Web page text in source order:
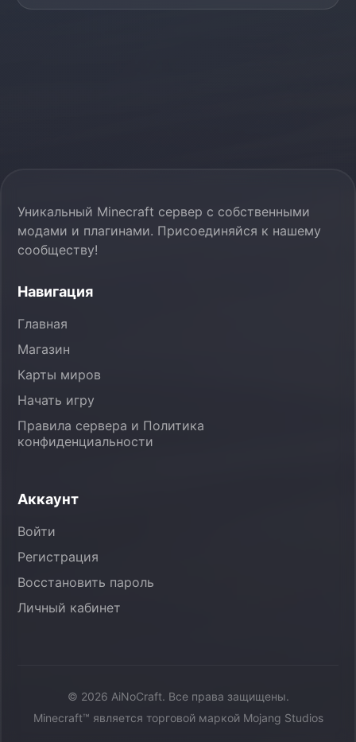
Уникальный Minecraft сервер с собственными
модами и плагинами. Присоединяйся к нашему
сообществу!
Навигация
Главная
Магазин
Карты миров
Начать игру
Правила сервера и Политика
конфиденциальности
Аккаунт
Войти
Регистрация
Восстановить пароль
Личный кабинет
© 2026 AiNoCraft. Все права защищены.
Minecraft™ является торговой маркой Mojang Studios